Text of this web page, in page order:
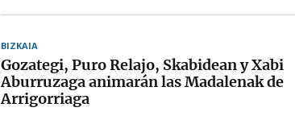
BIZKAIA
Gozategi, Puro Relajo, Skabidean y Xabi
Aburruzaga animarán las Madalenak de
Arrigorriaga